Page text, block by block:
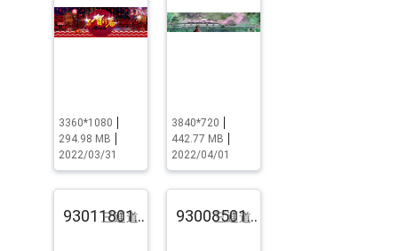
3360*1080
294.98 MB
2022/03/31
3840*720
442.77 MB
2022/04/01
93011801.pst.zip
三通道 93008501.pst.zip
三通道